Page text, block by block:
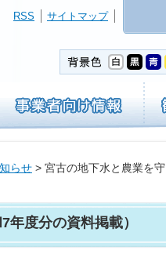
サイトマップ
RSS
らせ > 宮古の地下水と農業を
度分の資料掲載）